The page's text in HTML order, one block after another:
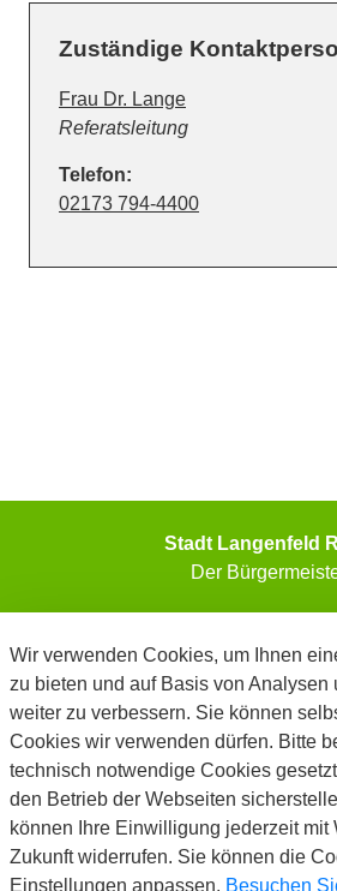
Zuständige
Frau Dr. Lange
Position:
Referatsleitung
Telefon:
02173 794-4400
Stadt Langenfeld
Der
Telefax: 02173/794-
E-Mail:
Kontakt
Impressum
Datenschutz
Barrierefreiheit
Cookie-
Wir verwenden Cookies, um Ihnen
zu bieten und auf Basis von Analysen
weiter zu verbessern. Sie können
Cookies wir verwenden dürfen. Bitte
technisch notwendige Cookies
den Betrieb der Webseiten
können Ihre Einwilligung jederzeit mit
Zukunft widerrufen. Sie können die
Einstellungen anpassen. Besuchen